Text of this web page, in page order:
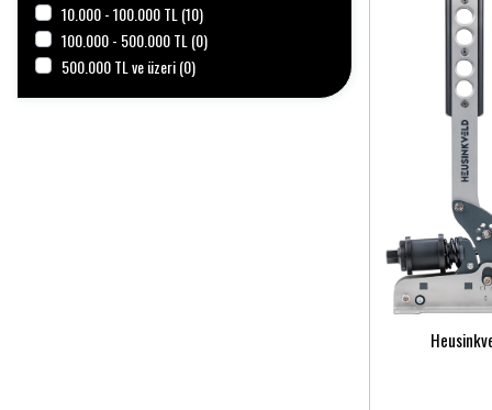
10.000 - 100.000 TL (10)
100.000 - 500.000 TL (0)
500.000 TL ve üzeri (0)